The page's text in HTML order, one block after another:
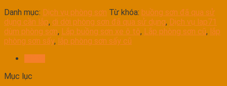
Danh mục: Dịch vụ phòng sơn Từ khóa: buồng sơn đã qua sử
dụng cần lắp, di dời phòng sơn đã qua sử dụng, Dịch vụ lap71
dùm phòng sơn, Lắp buồng sơn xe ô tô, Lắp phòng sơn cũ, lắp
phòng sơn sấy, lắp phòng sơn sấy cũ
Mục lục